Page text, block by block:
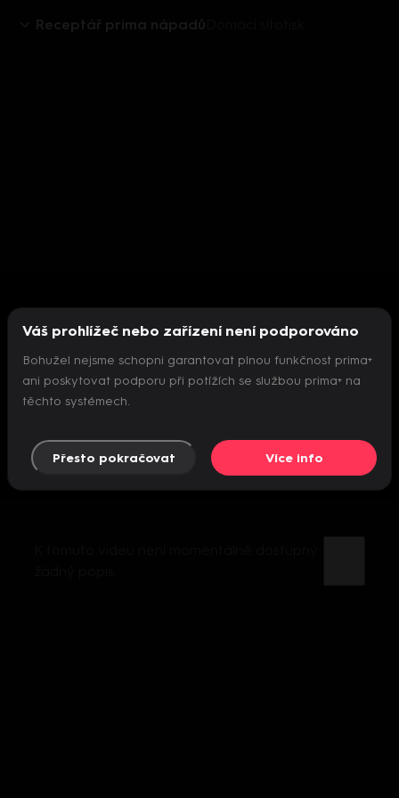
Receptář prima nápadů
Nepodařilo se inicializovat přehrávač
Váš prohlížeč nebo zařízení není podporováno
Bohužel nejsme schopni garantovat plnou funkčnost prima+
ani poskytovat podporu při potížích se službou prima+ na
těchto systémech.
Přesto pokračovat Více info